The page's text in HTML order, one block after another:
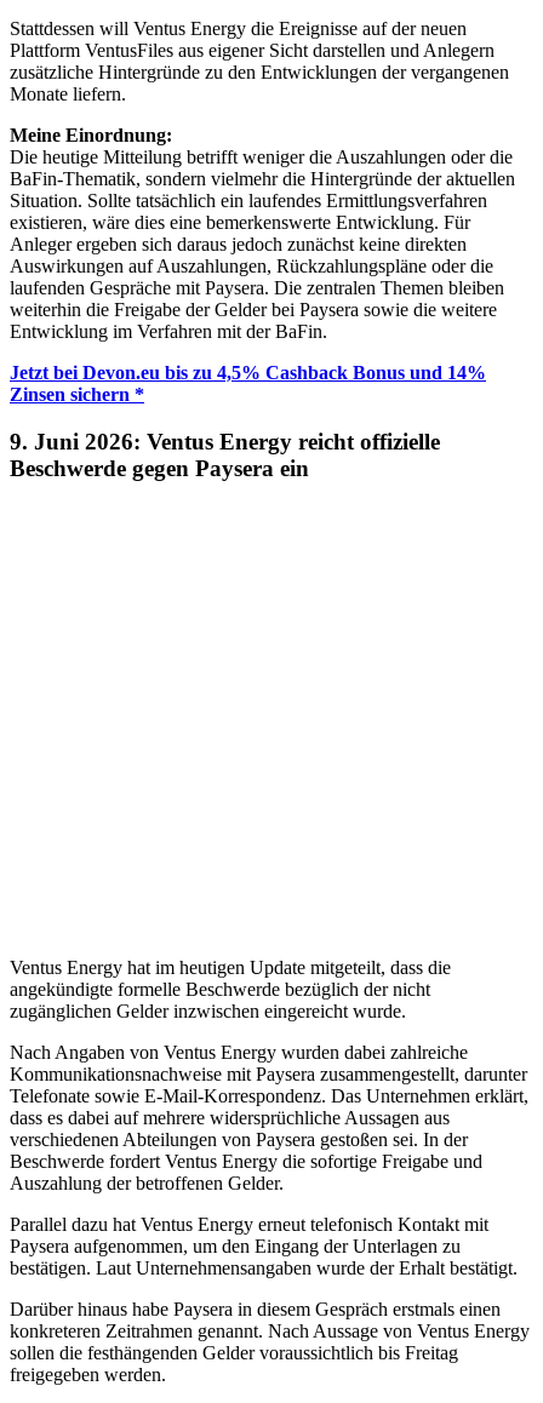
Stattdessen will Ventus Energy die Ereignisse auf der neuen
Plattform VentusFiles aus eigener Sicht darstellen und Anlegern
zusätzliche Hintergründe zu den Entwicklungen der vergangenen
Monate liefern.
Meine Einordnung:
Die heutige Mitteilung betrifft weniger die Auszahlungen oder die
BaFin-Thematik, sondern vielmehr die Hintergründe der aktuellen
Situation. Sollte tatsächlich ein laufendes Ermittlungsverfahren
existieren, wäre dies eine bemerkenswerte Entwicklung. Für
Anleger ergeben sich daraus jedoch zunächst keine direkten
Auswirkungen auf Auszahlungen, Rückzahlungspläne oder die
laufenden Gespräche mit Paysera. Die zentralen Themen bleiben
weiterhin die Freigabe der Gelder bei Paysera sowie die weitere
Entwicklung im Verfahren mit der BaFin.
Jetzt bei Devon.eu bis zu 4,5% Cashback Bonus und 14%
Zinsen sichern *
9. Juni 2026: Ventus Energy reicht offizielle
Beschwerde gegen Paysera ein
Ventus Energy hat im heutigen Update mitgeteilt, dass die
angekündigte formelle Beschwerde bezüglich der nicht
zugänglichen Gelder inzwischen eingereicht wurde.
Nach Angaben von Ventus Energy wurden dabei zahlreiche
Kommunikationsnachweise mit Paysera zusammengestellt, darunter
Telefonate sowie E-Mail-Korrespondenz. Das Unternehmen erklärt,
dass es dabei auf mehrere widersprüchliche Aussagen aus
verschiedenen Abteilungen von Paysera gestoßen sei. In der
Beschwerde fordert Ventus Energy die sofortige Freigabe und
Auszahlung der betroffenen Gelder.
Parallel dazu hat Ventus Energy erneut telefonisch Kontakt mit
Paysera aufgenommen, um den Eingang der Unterlagen zu
bestätigen. Laut Unternehmensangaben wurde der Erhalt bestätigt.
Darüber hinaus habe Paysera in diesem Gespräch erstmals einen
konkreteren Zeitrahmen genannt. Nach Aussage von Ventus Energy
sollen die festhängenden Gelder voraussichtlich bis Freitag
freigegeben werden.